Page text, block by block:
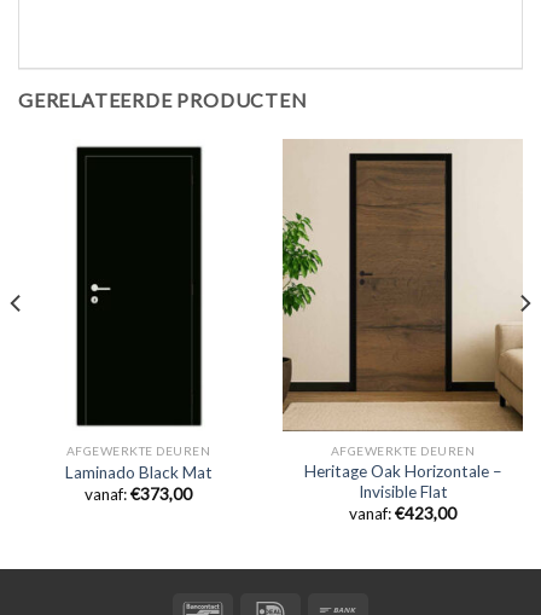
GERELATEERDE PRODUCTEN
AFGEWERKTE DEUREN
Laminado Black Mat
vanaf:€373,00
AFGEWERKTE DEUREN
Heritage Oak Horizontale –
Invisible Flat
vanaf:€423,00